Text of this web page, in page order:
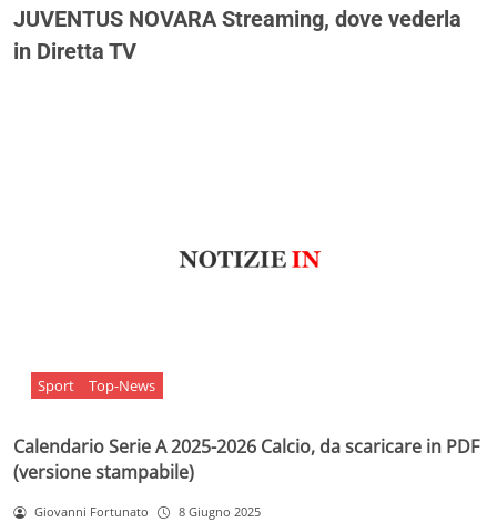
JUVENTUS NOVARA Streaming, dove vederla
in Diretta TV
Sport Top-News
Calendario Serie A 2025-2026 Calcio, da scaricare in PDF
(versione stampabile)
Giovanni Fortunato 8 Giugno 2025